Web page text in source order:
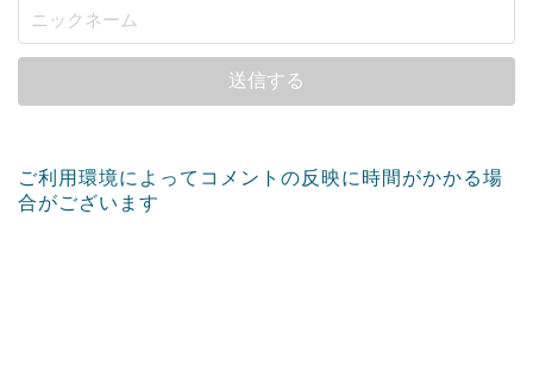
ご利用環境によってコメントの反映に時間がかかる場
合がございます